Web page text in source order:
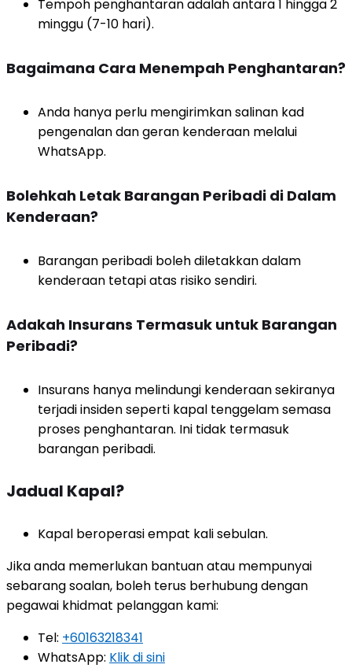
Tempoh penghantaran adalah antara 1 hingga 2
minggu (7-10 hari).
Bagaimana Cara Menempah Penghantaran?
Anda hanya perlu mengirimkan salinan kad
pengenalan dan geran kenderaan melalui
WhatsApp.
Bolehkah Letak Barangan Peribadi di Dalam
Kenderaan?
Barangan peribadi boleh diletakkan dalam
kenderaan tetapi atas risiko sendiri.
Adakah Insurans Termasuk untuk Barangan
Peribadi?
Insurans hanya melindungi kenderaan sekiranya
terjadi insiden seperti kapal tenggelam semasa
proses penghantaran. Ini tidak termasuk
barangan peribadi.
Jadual Kapal?
Kapal beroperasi empat kali sebulan.
Jika anda memerlukan bantuan atau mempunyai
sebarang soalan, boleh terus berhubung dengan
pegawai khidmat pelanggan kami:
Tel: +60163218341
WhatsApp: Klik di sini